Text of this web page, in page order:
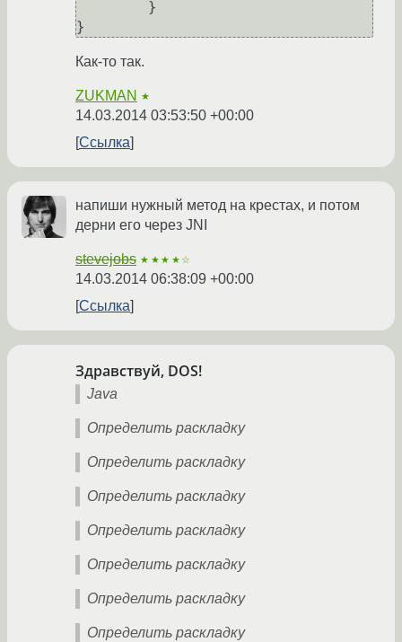
}
Как-то так.
ZUKMAN ★
14.03.2014 03:53:50 +00:00
Ссылка
напиши нужный метод на крестах, и потом
дерни его через JNI
stevejobs ★★★★☆
14.03.2014 06:38:09 +00:00
Ссылка
Здравствуй, DOS!
Java
Определить раскладку
Определить раскладку
Определить раскладку
Определить раскладку
Определить раскладку
Определить раскладку
Определить раскладку